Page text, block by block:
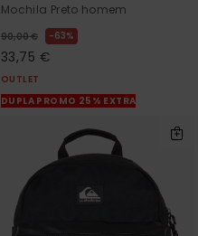
Mochila Preto homem
90,00 € 63%
33,75 €
OUTLET
DUPLA PROMO 25% EXTRA